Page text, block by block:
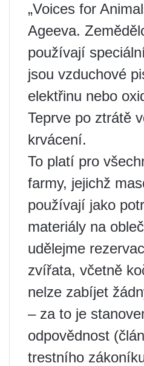
„Voices for
Ageeva.
používají
jsou vzduchové
elektřinu nebo
Teprve po ztrátě
krvácení.
To platí pro
farmy, jejichž
používají jako
materiály na
udělejme
zvířata, včetně
nelze zabíjet
– za to je
odpovědnost
trestního